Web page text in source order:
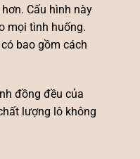
Cấu hình này
mọi tình huống.
bao gồm cách
đồng đều của
lượng lô không